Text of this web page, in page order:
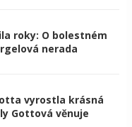
roky: O bolestném
nerada
vyrostla krásná
Gottová věnuje